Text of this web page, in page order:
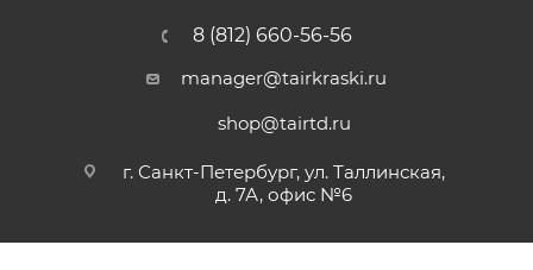
8 (812) 660-56-56
manager@tairkraski.ru
shop@tairtd.ru
г. Санкт-Петербург, ул. Таллинская,
д. 7А, офис №6